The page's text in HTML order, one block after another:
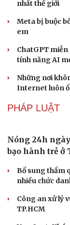
Nhặt bỏ 'hạt
khách
CÔNG NGHỆ
Microsoft tăng
nhất thế giới
em
ChatGPT miễn
Những nơi
PHÁP LUẬT